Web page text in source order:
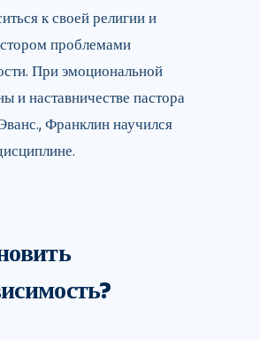
к своей религии и
проблемами
При эмоциональной
и наставничестве пастора
Франклин научился